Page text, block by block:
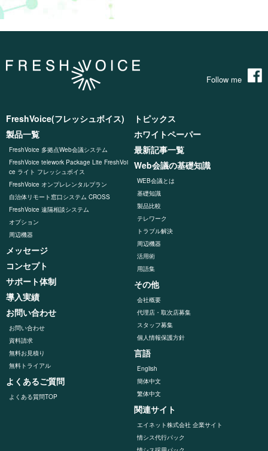
Follow me
FreshVoice(フレッシュボイス)
製品一覧
FreshVoice 多拠点Web会議システム
FreshVoice telework Package Lite FreshVoi
ce ライト フレッシュボイス
FreshVoice オンプレレンタルプラン
自治体リモート窓口システム CROSS
FreshVoice 遠隔相談システム
オプション
周辺機器
メッセージ
コンセプト
サポート体制
導入実績
お問い合わせ
お問い合わせ
資料請求
無料お見積り
無料トライアル
よくあるご質問
よくある質問TOP
トピックス
ホワイトペーパー
最新記事一覧
Web会議の基礎知識
WEB会議とは
基礎知識
製品比較
テレワーク
トラブル解決
周辺機器
活用術
用語集
その他
会社概要
代理店・取次店募集
スタッフ募集
個人情報保護方針
言語
English
簡体中文
繁体中文
関連サイト
エイネット株式会社 企業サイト
情シス代行パック